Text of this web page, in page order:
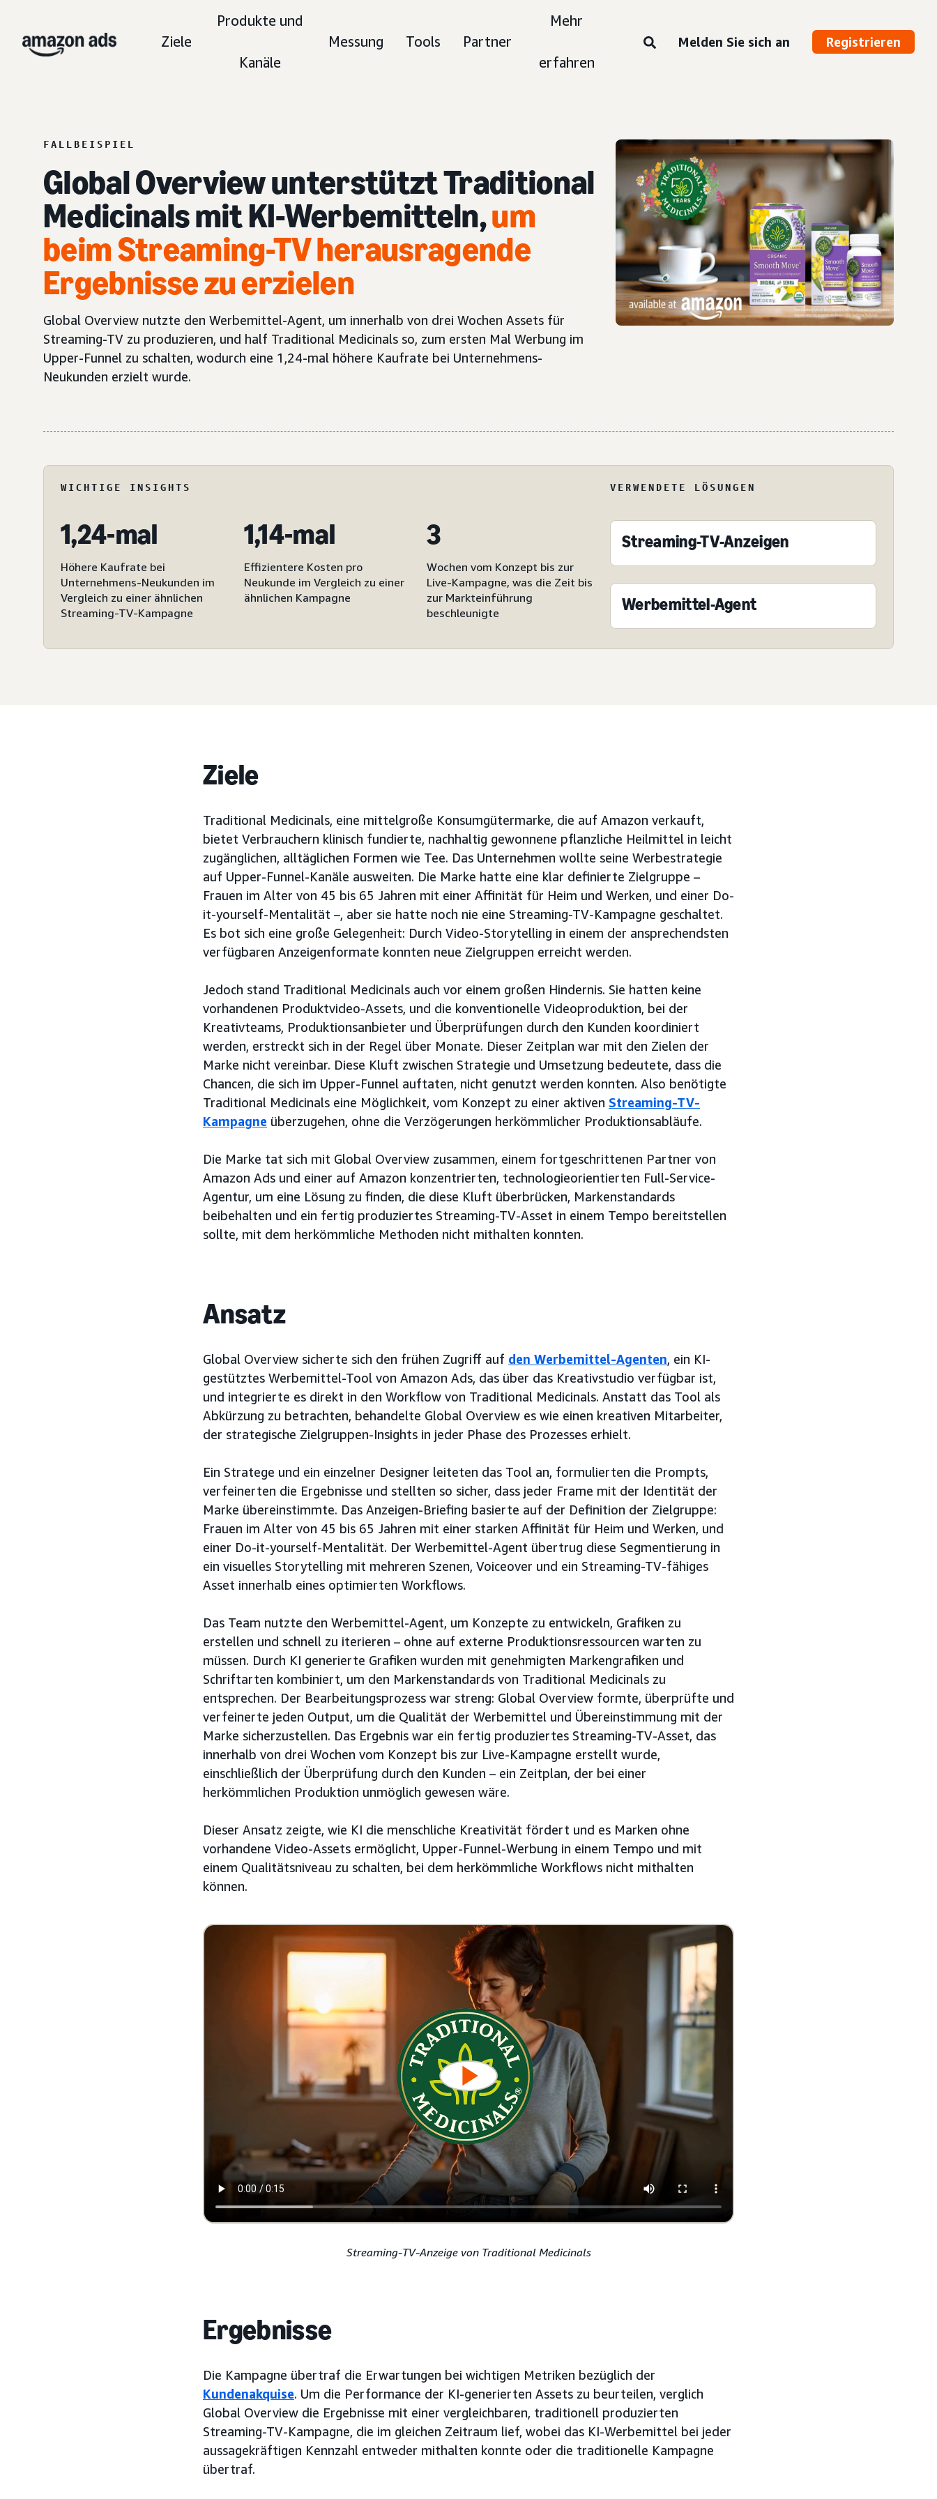
Ziele
Produkte und
Kanäle
Messung Tools Partner
Mehr
erfahren
Melden Sie sich an Registrieren
FALLBEISPIEL
Global Overview unterstützt Traditional
Medicinals mit KI-Werbemitteln,um
beim Streaming-TV herausragende
Ergebnisse zu erzielen
Global Overview nutzte den Werbemittel-Agent, um innerhalb von drei Wochen Assets für
Streaming-TV zu produzieren, und half Traditional Medicinals so, zum ersten Mal Werbung im
Upper-Funnel zu schalten, wodurch eine 1,24-mal höhere Kaufrate bei Unternehmens-
Neukunden erzielt wurde.
WICHTIGE INSIGHTS
1,24-mal
Höhere Kaufrate bei
Unternehmens-Neukunden im
Vergleich zu einer ähnlichen
Streaming-TV-Kampagne
1,14-mal
Effizientere Kosten pro
Neukunde im Vergleich zu einer
ähnlichen Kampagne
3
Wochen vom Konzept bis zur
Live-Kampagne, was die Zeit bis
zur Markteinführung
beschleunigte
VERWENDETE LÖSUNGEN
Streaming-TV-Anzeigen
Werbemittel-Agent
Ziele
Traditional Medicinals, eine mittelgroße Konsumgütermarke, die auf Amazon verkauft,
bietet Verbrauchern klinisch fundierte, nachhaltig gewonnene pflanzliche Heilmittel in leicht
zugänglichen, alltäglichen Formen wie Tee. Das Unternehmen wollte seine Werbestrategie
auf Upper-Funnel-Kanäle ausweiten. Die Marke hatte eine klar definierte Zielgruppe –
Frauen im Alter von 45 bis 65 Jahren mit einer Affinität für Heim und Werken, und einer Do-
it-yourself-Mentalität –, aber sie hatte noch nie eine Streaming-TV-Kampagne geschaltet.
Es bot sich eine große Gelegenheit: Durch Video-Storytelling in einem der ansprechendsten
verfügbaren Anzeigenformate konnten neue Zielgruppen erreicht werden.
Jedoch stand Traditional Medicinals auch vor einem großen Hindernis. Sie hatten keine
vorhandenen Produktvideo-Assets, und die konventionelle Videoproduktion, bei der
Kreativteams, Produktionsanbieter und Überprüfungen durch den Kunden koordiniert
werden, erstreckt sich in der Regel über Monate. Dieser Zeitplan war mit den Zielen der
Marke nicht vereinbar. Diese Kluft zwischen Strategie und Umsetzung bedeutete, dass die
Chancen, die sich im Upper-Funnel auftaten, nicht genutzt werden konnten. Also benötigte
Traditional Medicinals eine Möglichkeit, vom Konzept zu einer aktiven Streaming-TV-
Kampagne überzugehen, ohne die Verzögerungen herkömmlicher Produktionsabläufe.
Die Marke tat sich mit Global Overview zusammen, einem fortgeschrittenen Partner von
Amazon Ads und einer auf Amazon konzentrierten, technologieorientierten Full-Service-
Agentur, um eine Lösung zu finden, die diese Kluft überbrücken, Markenstandards
beibehalten und ein fertig produziertes Streaming-TV-Asset in einem Tempo bereitstellen
sollte, mit dem herkömmliche Methoden nicht mithalten konnten.
Ansatz
Global Overview sicherte sich den frühen Zugriff auf den Werbemittel-Agenten, ein KI-
gestütztes Werbemittel-Tool von Amazon Ads, das über das Kreativstudio verfügbar ist,
und integrierte es direkt in den Workflow von Traditional Medicinals. Anstatt das Tool als
Abkürzung zu betrachten, behandelte Global Overview es wie einen kreativen Mitarbeiter,
der strategische Zielgruppen-Insights in jeder Phase des Prozesses erhielt.
Ein Stratege und ein einzelner Designer leiteten das Tool an, formulierten die Prompts,
verfeinerten die Ergebnisse und stellten so sicher, dass jeder Frame mit der Identität der
Marke übereinstimmte. Das Anzeigen-Briefing basierte auf der Definition der Zielgruppe:
Frauen im Alter von 45 bis 65 Jahren mit einer starken Affinität für Heim und Werken, und
einer Do-it-yourself-Mentalität. Der Werbemittel-Agent übertrug diese Segmentierung in
ein visuelles Storytelling mit mehreren Szenen, Voiceover und ein Streaming-TV-fähiges
Asset innerhalb eines optimierten Workflows.
Das Team nutzte den Werbemittel-Agent, um Konzepte zu entwickeln, Grafiken zu
erstellen und schnell zu iterieren – ohne auf externe Produktionsressourcen warten zu
müssen. Durch KI generierte Grafiken wurden mit genehmigten Markengrafiken und
Schriftarten kombiniert, um den Markenstandards von Traditional Medicinals zu
entsprechen. Der Bearbeitungsprozess war streng: Global Overview formte, überprüfte und
verfeinerte jeden Output, um die Qualität der Werbemittel und Übereinstimmung mit der
Marke sicherzustellen. Das Ergebnis war ein fertig produziertes Streaming-TV-Asset, das
innerhalb von drei Wochen vom Konzept bis zur Live-Kampagne erstellt wurde,
einschließlich der Überprüfung durch den Kunden – ein Zeitplan, der bei einer
herkömmlichen Produktion unmöglich gewesen wäre.
Dieser Ansatz zeigte, wie KI die menschliche Kreativität fördert und es Marken ohne
vorhandene Video-Assets ermöglicht, Upper-Funnel-Werbung in einem Tempo und mit
einem Qualitätsniveau zu schalten, bei dem herkömmliche Workflows nicht mithalten
können.
Streaming-TV-Anzeige von Traditional Medicinals
Ergebnisse
Die Kampagne übertraf die Erwartungen bei wichtigen Metriken bezüglich der
Kundenakquise. Um die Performance der KI-generierten Assets zu beurteilen, verglich
Global Overview die Ergebnisse mit einer vergleichbaren, traditionell produzierten
Streaming-TV-Kampagne, die im gleichen Zeitraum lief, wobei das KI-Werbemittel bei jeder
aussagekräftigen Kennzahl entweder mithalten konnte oder die traditionelle Kampagne
übertraf.